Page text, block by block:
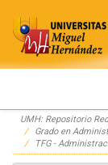
Skip
navigation
UMH: Repositorio
Grado en
TFG -